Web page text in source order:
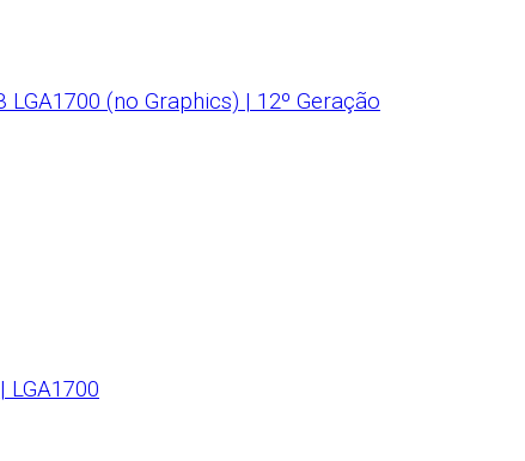
(no Graphics) | 12º Geração
LGA1700